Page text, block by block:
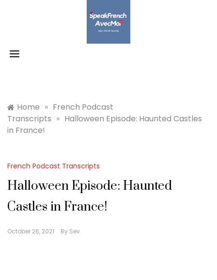
Home » French Podcast
Transcripts » Halloween Episode: Haunted Castles
in France!
French Podcast Transcripts
Halloween Episode: Haunted
Castles in France!
October 26, 2021 By Sev